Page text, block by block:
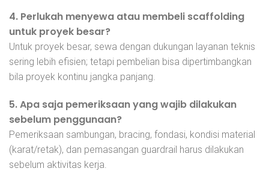
4. Perlukah menyewa atau membeli scaffolding
untuk proyek besar?
Untuk proyek besar, sewa dengan dukungan layanan teknis
sering lebih efisien; tetapi pembelian bisa dipertimbangkan
bila proyek kontinu jangka panjang.
5. Apa saja pemeriksaan yang wajib dilakukan
sebelum penggunaan?
Pemeriksaan sambungan, bracing, fondasi, kondisi material
(karat/retak), dan pemasangan guardrail harus dilakukan
sebelum aktivitas kerja.